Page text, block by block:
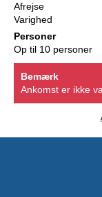
Afrejse
Varighed
Personer
Op til 10 personer
Bemærk
Ankomst er ikke